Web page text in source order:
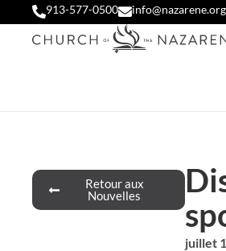
913-577-0500 info@nazarene.org
Retour aux
Nouvelles
juillet